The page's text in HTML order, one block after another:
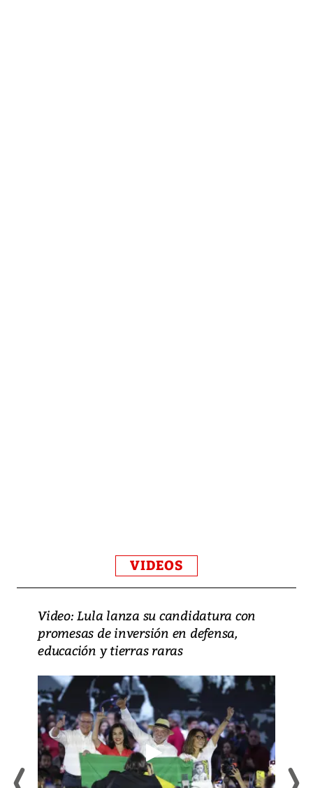
VIDEOS
Video: Lula lanza su candidatura con
promesas de inversión en defensa,
educación y tierras raras